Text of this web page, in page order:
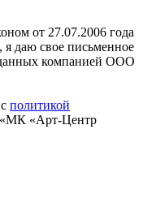
от 27.07.2006 года
даю свое письменное
данных компанией ООО
политикой
«Арт-Центр